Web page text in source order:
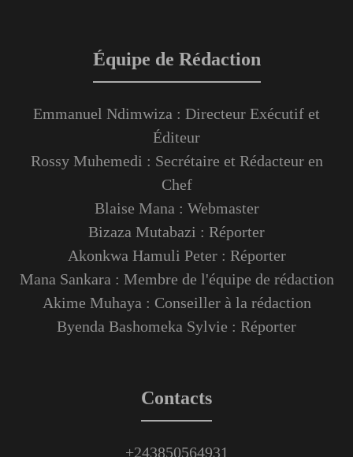
Équipe de Rédaction
Emmanuel Ndimwiza : Directeur Exécutif et
Éditeur
Rossy Muhemedi : Secrétaire et Rédacteur en
Chef
Blaise Mana : Webmaster
Bizaza Mutabazi : Réporter
Akonkwa Hamuli Peter : Réporter
Mana Sankara : Membre de l'équipe de rédaction
Akime Muhaya : Conseiller à la rédaction
Byenda Bashomeka Sylvie : Réporter
Contacts
+243850564931